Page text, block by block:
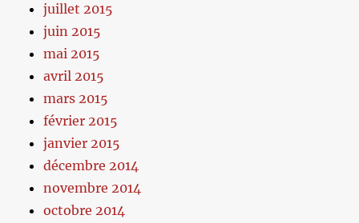
juillet 2015
juin 2015
mai 2015
avril 2015
mars 2015
février 2015
janvier 2015
décembre 2014
novembre 2014
octobre 2014